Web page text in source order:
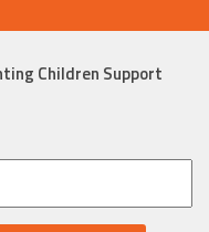
Children Support